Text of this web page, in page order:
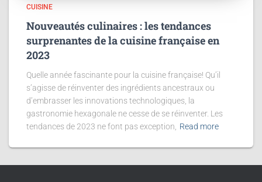
CUISINE
Nouveautés culinaires : les tendances
surprenantes de la cuisine française en
2023
Quelle année fascinante pour la cuisine française! Qu’il
s’agisse de réinventer des ingrédients ancestraux ou
d’embrasser les innovations technologiques, la
gastronomie hexagonale ne cesse de se réinventer. Les
tendances de 2023 ne font pas exception,
Read more